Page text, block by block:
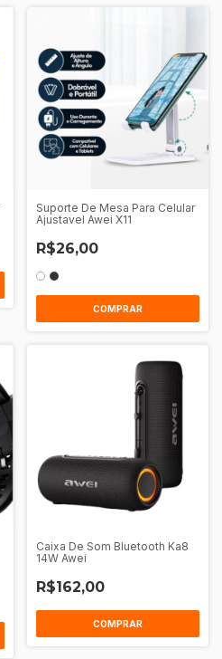
Suporte De Mesa Para Celular
Ajustavel Awei X11
R$26,00
COMPRAR
Caixa De Som Bluetooth Ka8
14W Awei
R$162,00
COMPRAR